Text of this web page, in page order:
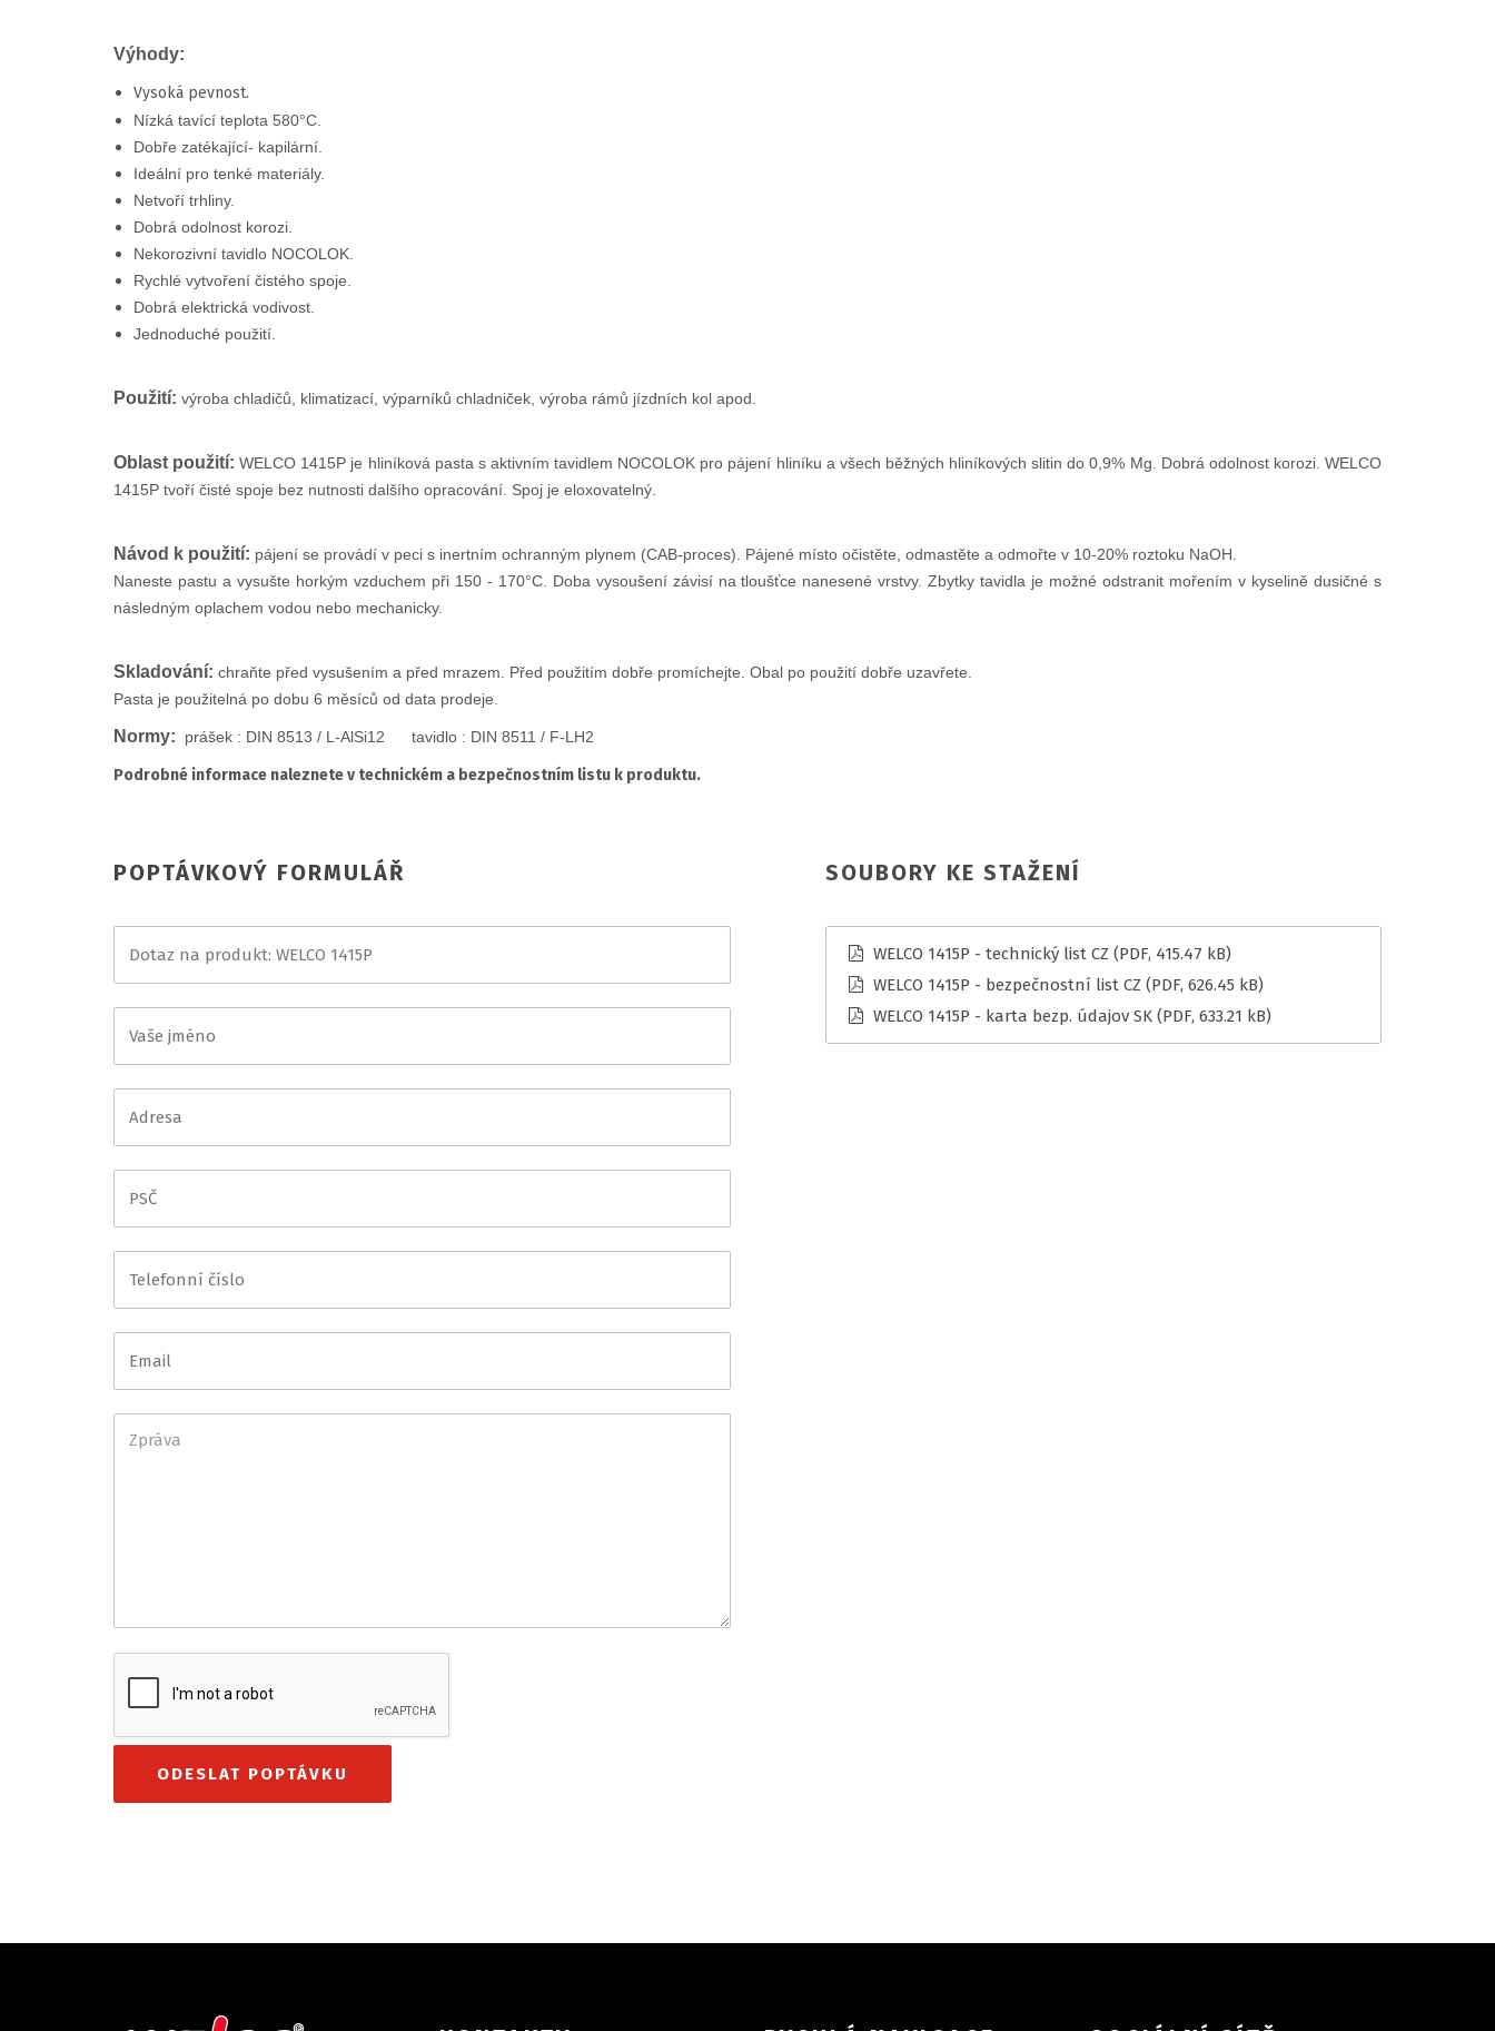
Výhody:
Vysoká pevnost.
Nízká tavící teplota 580°C.
Dobře zatékající- kapilární.
Ideální pro tenké materiály.
Netvoří trhliny.
Dobrá odolnost korozi.
Nekorozivní tavidlo NOCOLOK.
Rychlé vytvoření čistého spoje.
Dobrá elektrická vodivost.
Jednoduché použití.
Použití: výroba chladičů, klimatizací, výparníků chladniček, výroba rámů jízdních kol apod.
Oblast použití: WELCO 1415P je hliníková pasta s aktivním tavidlem NOCOLOK pro pájení hliníku a všech běžných hliníkových slitin do 0,9% Mg. Dobrá odolnost korozi. WELCO
1415P tvoří čisté spoje bez nutnosti dalšího opracování. Spoj je eloxovatelný.
Návod k použití: pájení se provádí v peci s inertním ochranným plynem (CAB-proces). Pájené místo očistěte, odmastěte a odmořte v 10-20% roztoku NaOH.
Naneste pastu a vysušte horkým vzduchem při 150 - 170°C. Doba vysoušení závisí na tloušťce nanesené vrstvy. Zbytky tavidla je možné odstranit mořením v kyselině dusičné s
následným oplachem vodou nebo mechanicky.
Skladování: chraňte před vysušením a před mrazem. Před použitím dobře promíchejte. Obal po použití dobře uzavřete.
Pasta je použitelná po dobu 6 měsíců od data prodeje.
Normy: prášek : DIN 8513 / L-AlSi12 tavidlo : DIN 8511 / F-LH2
Podrobné informace naleznete v technickém a bezpečnostním listu k produktu.
SOUBORY KE STAŽENÍ
WELCO 1415P - technický list CZ (PDF, 415.47 kB)
WELCO 1415P - bezpečnostní list CZ (PDF, 626.45 kB)
WELCO 1415P - karta bezp. údajov SK (PDF, 633.21 kB)
POPTÁVKOVÝ FORMULÁŘ